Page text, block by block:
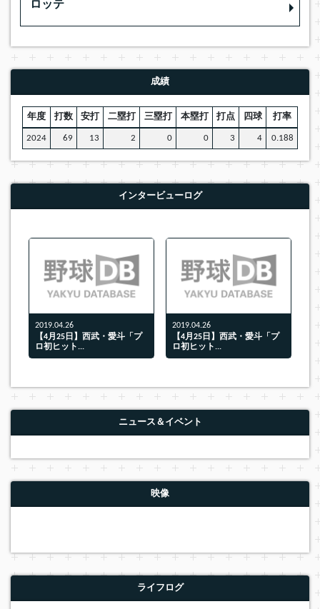
ロッテ
成績
年度 打数 安打 二塁打 三塁打 本塁打 打点 四球 打率
2024 69 13 2 0 0 3 4 0.188
インタービューログ
2019.04.26
【4月25日】西武・愛斗「プ
ロ初ヒット...
2019.04.26
【4月25日】西武・愛斗「プ
ロ初ヒット...
ニュース＆イベント
映像
ライフログ